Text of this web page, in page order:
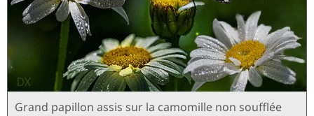
Grand papillon assis sur la camomille non soufflée